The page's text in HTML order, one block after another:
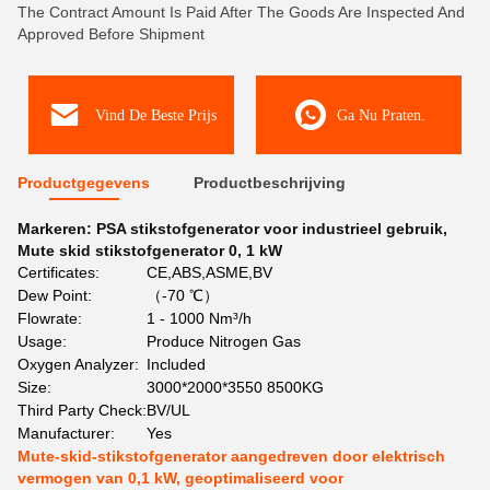
The Contract Amount Is Paid After The Goods Are Inspected And
Approved Before Shipment
Vind De Beste Prijs Ga Nu Praten.
Productgegevens Productbeschrijving
Markeren: PSA stikstofgenerator voor industrieel gebruik,
Mute skid stikstofgenerator 0, 1 kW
Certificates:
CE,ABS,ASME,BV
Dew Point:
（-70 ℃）
Flowrate:
1 - 1000 Nm³/h
Usage:
Produce Nitrogen Gas
Oxygen Analyzer: Included
Size:
3000*2000*3550 8500KG
Third Party Check:BV/UL
Manufacturer:
Yes
Mute-skid-stikstofgenerator aangedreven door elektrisch
vermogen van 0,1 kW, geoptimaliseerd voor